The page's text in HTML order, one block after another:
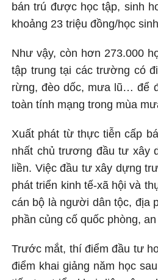
bán trú được học tập, sinh
khoảng 23 triệu đồng/học
Như vậy, còn hơn 273.000
tập trung tại các trường có
rừng, đèo dốc, mưa lũ… để
toàn tính mạng trong mùa
Xuất phát từ thực tiễn cấp
nhất chủ trương đầu tư xây
liền. Việc đầu tư xây dựng
phát triển kinh tế-xã hội và
cán bộ là người dân tộc, địa
phần củng cố quốc phòng,
Trước mắt, thí điểm đầu tư
điểm khai giảng năm học